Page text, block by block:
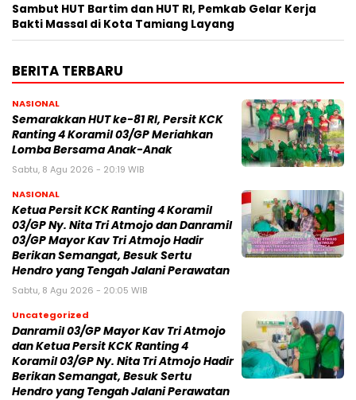
Sambut HUT Bartim dan HUT RI, Pemkab Gelar Kerja
Bakti Massal di Kota Tamiang Layang
BERITA TERBARU
NASIONAL
Semarakkan HUT ke-81 RI, Persit KCK
Ranting 4 Koramil 03/GP Meriahkan
Lomba Bersama Anak-Anak
Sabtu, 8 Agu 2026 - 20:19 WIB
NASIONAL
Ketua Persit KCK Ranting 4 Koramil
03/GP Ny. Nita Tri Atmojo dan Danramil
03/GP Mayor Kav Tri Atmojo Hadir
Berikan Semangat, Besuk Sertu
Hendro yang Tengah Jalani Perawatan
Sabtu, 8 Agu 2026 - 20:05 WIB
Uncategorized
Danramil 03/GP Mayor Kav Tri Atmojo
dan Ketua Persit KCK Ranting 4
Koramil 03/GP Ny. Nita Tri Atmojo Hadir
Berikan Semangat, Besuk Sertu
Hendro yang Tengah Jalani Perawatan